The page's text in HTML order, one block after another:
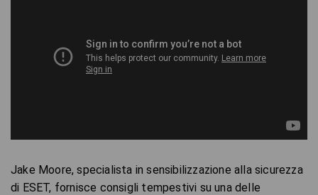
Jake Moore, specialista in sensibilizzazione alla sicurezza
di ESET, fornisce consigli tempestivi su una delle